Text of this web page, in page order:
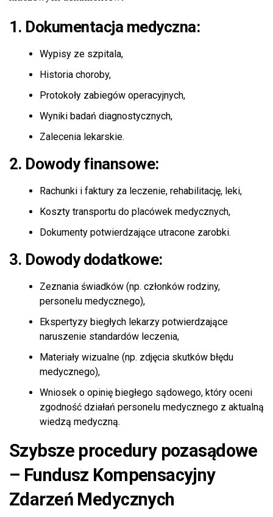
1. Dokumentacja medyczna:
Wypisy ze szpitala,
Historia choroby,
Protokoły zabiegów operacyjnych,
Wyniki badań diagnostycznych,
Zalecenia lekarskie.
2. Dowody finansowe:
Rachunki i faktury za leczenie, rehabilitację, leki,
Koszty transportu do placówek medycznych,
Dokumenty potwierdzające utracone zarobki.
3. Dowody dodatkowe:
Zeznania świadków (np. członków rodziny,
personelu medycznego),
Ekspertyzy biegłych lekarzy potwierdzające
naruszenie standardów leczenia,
Materiały wizualne (np. zdjęcia skutków błędu
medycznego),
Wniosek o opinię biegłego sądowego, który oceni
zgodność działań personelu medycznego z aktualną
wiedzą medyczną.
Szybsze procedury pozasądowe
– Fundusz Kompensacyjny
Zdarzeń Medycznych